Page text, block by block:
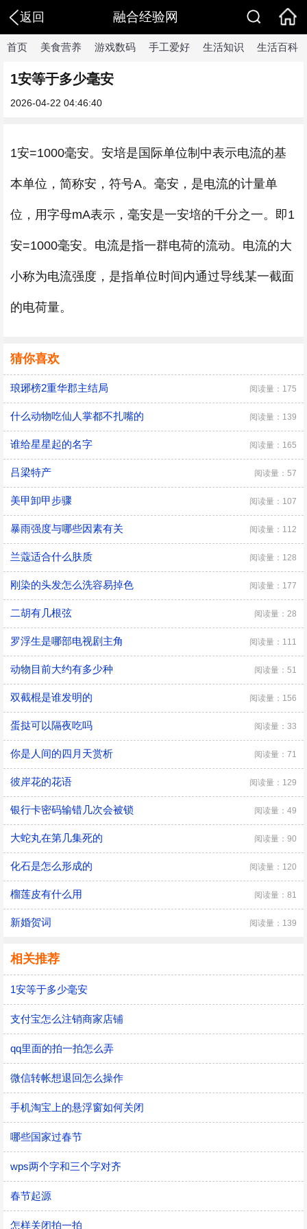
返回 融合经验网
首页 美食营养 游戏数码 手工爱好 生活知识 生活百科
1安等于多少毫安
2026-04-22 04:46:40
1安=1000毫安。安培是国际单位制中表示电流的基
本单位，简称安，符号A。毫安，是电流的计量单
位，用字母mA表示，毫安是一安培的千分之一。即1
安=1000毫安。电流是指一群电荷的流动。电流的大
小称为电流强度，是指单位时间内通过导线某一截面
的电荷量。
猜你喜欢
琅琊榜2重华郡主结局 阅读量：175
什么动物吃仙人掌都不扎嘴的 阅读量：139
谁给星星起的名字 阅读量：165
吕梁特产 阅读量：57
美甲卸甲步骤 阅读量：107
暴雨强度与哪些因素有关 阅读量：112
兰蔻适合什么肤质 阅读量：128
刚染的头发怎么洗容易掉色 阅读量：177
二胡有几根弦 阅读量：28
罗浮生是哪部电视剧主角 阅读量：111
动物目前大约有多少种 阅读量：51
双截棍是谁发明的 阅读量：156
蛋挞可以隔夜吃吗 阅读量：33
你是人间的四月天赏析 阅读量：71
彼岸花的花语 阅读量：129
银行卡密码输错几次会被锁 阅读量：49
大蛇丸在第几集死的 阅读量：90
化石是怎么形成的 阅读量：120
榴莲皮有什么用 阅读量：81
新婚贺词 阅读量：139
相关推荐
1安等于多少毫安
支付宝怎么注销商家店铺
qq里面的拍一拍怎么弄
微信转帐想退回怎么操作
手机淘宝上的悬浮窗如何关闭
哪些国家过春节
wps两个字和三个字对齐
春节起源
怎样关闭拍一拍